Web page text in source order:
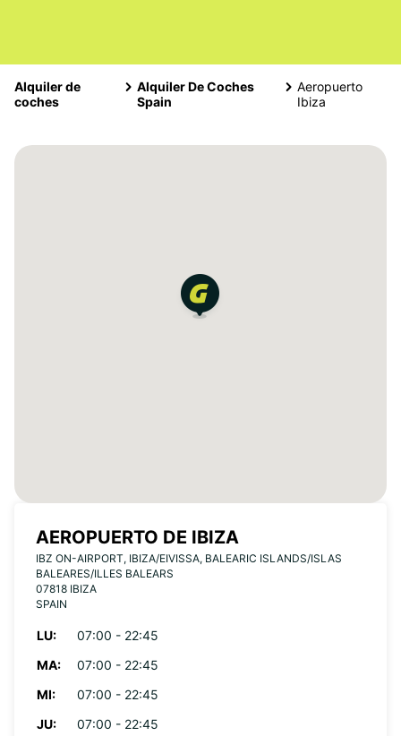
Alquiler de
coches
Alquiler De Coches
Spain
Aeropuerto
Ibiza
AEROPUERTO DE IBIZA
IBZ ON-AIRPORT, IBIZA/EIVISSA, BALEARIC ISLANDS/ISLAS
BALEARES/ILLES BALEARS
07818 IBIZA
SPAIN
LU:
07:00 - 22:45
MA:
07:00 - 22:45
MI:
07:00 - 22:45
JU:
07:00 - 22:45